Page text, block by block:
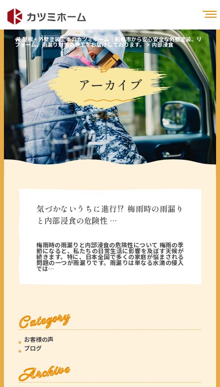
屋根・外壁塗装工事のカツミホーム｜船橋市から安心安全な外壁塗装、リ
フォーム、雨漏り対策の施工をお届けしております。>内部浸食
アーカイブ
Archive
気づかないうちに進行⁉︎ 梅雨時の雨漏り
と内部浸食の危険性 …
梅雨時の雨漏りと内部浸食の危険性について 梅雨の季
節になると、私たちの日常生活に影響を及ぼす天候が
続きます。特に、日本全国で多くの家庭が悩まされる
問題の一つが雨漏りです。雨漏りは単なる水滴の侵入
では…
Category
お客様の声
ブログ
Archive